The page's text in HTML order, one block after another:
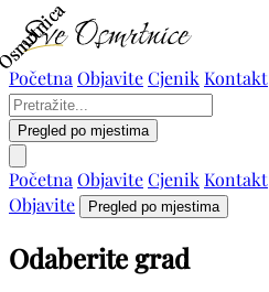
Početna ObjaviteCjenik Kontakt
Pregled po mjestima
Početna ObjaviteCjenik Kontakt
Objavite
Pregled po mjestima
Odaberite grad